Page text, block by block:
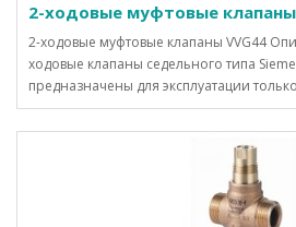
2-ходовые муфтовые клапаны
2-ходовые муфтовые клапаны VVG44
ходовые клапаны седельного типа
предназначены для эксплуатации